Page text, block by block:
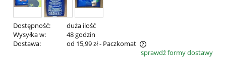
Dostępność:
duża ilość
Wysyłka w:
48 godzin
Dostawa:
od 15,99 zł- Paczkomat
Cena nie zawiera ewentualnych kosztów płatnościsprawdź formy dostawy